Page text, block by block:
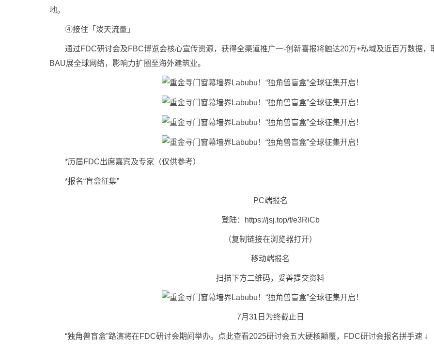
地。
④接住「泼天流量」
通过FDC研讨会及FBC博览会核心宣传资源，获得全渠道推广一-创新喜报将触达20万+私域及近百万数据，
BAU展全球网络，影响力扩圈至海外建筑业。
*历届FDC出席嘉宾及专家（仅供参考）
*报名“盲盒征集”
PC端报名
登陆：https://jsj.top/f/e3RiCb
（复制链接在浏览器打开）
移动端报名
扫描下方二维码，妥善提交资料
7月31日为终截止日
“独角兽盲盒”路演将在FDC研讨会期间举办。点此查看2025研讨会五大硬核颠覆，FDC研讨会报名拼手速 ↓